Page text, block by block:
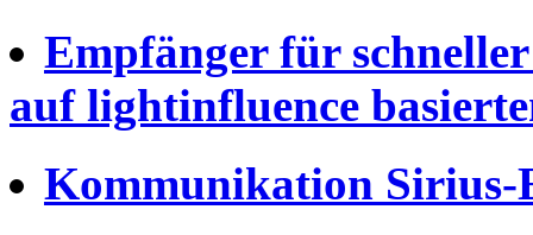
Empfänger für
auf lightinfluence
Kommunikation